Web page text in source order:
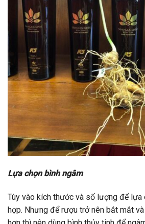
Lựa chọn bình ngâm
Tùy vào kích thước và số lượng để lựa
hợp. Nhưng để rượu trở nên bắt mắt